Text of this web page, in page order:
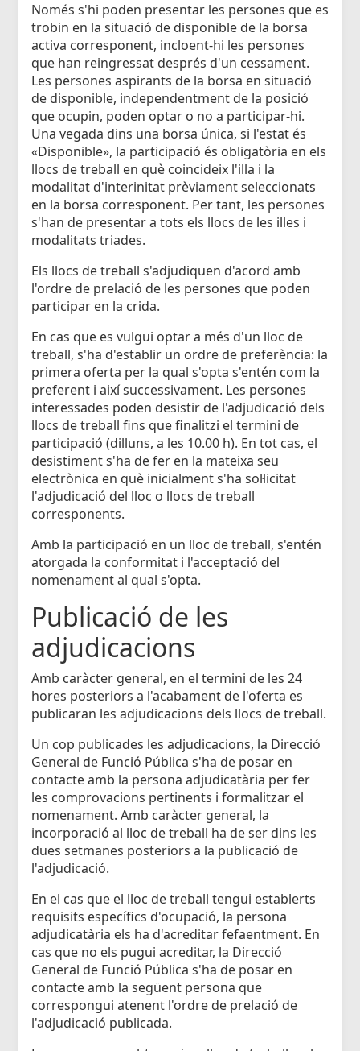
Només s'hi poden presentar les persones que es
trobin en la situació de disponible de la borsa
activa corresponent, incloent-hi les persones
que han reingressat després d'un cessament.
Les persones aspirants de la borsa en situació
de disponible, independentment de la posició
que ocupin, poden optar o no a participar-hi.
Una vegada dins una borsa única, si l'estat és
«Disponible», la participació és obligatòria en els
llocs de treball en què coincideix l'illa i la
modalitat d'interinitat prèviament seleccionats
en la borsa corresponent. Per tant, les persones
s'han de presentar a tots els llocs de les illes i
modalitats triades.
Els llocs de treball s'adjudiquen d'acord amb
l'ordre de prelació de les persones que poden
participar en la crida.
En cas que es vulgui optar a més d'un lloc de
treball, s'ha d'establir un ordre de preferència: la
primera oferta per la qual s'opta s'entén com la
preferent i així successivament. Les persones
interessades poden desistir de l'adjudicació dels
llocs de treball fins que finalitzi el termini de
participació (dilluns, a les 10.00 h). En tot cas, el
desistiment s'ha de fer en la mateixa seu
electrònica en què inicialment s'ha sol·licitat
l'adjudicació del lloc o llocs de treball
corresponents.
Amb la participació en un lloc de treball, s'entén
atorgada la conformitat i l'acceptació del
nomenament al qual s'opta.
Publicació de les
adjudicacions
Amb caràcter general, en el termini de les 24
hores posteriors a l'acabament de l'oferta es
publicaran les adjudicacions dels llocs de treball.
Un cop publicades les adjudicacions, la Direcció
General de Funció Pública s'ha de posar en
contacte amb la persona adjudicatària per fer
les comprovacions pertinents i formalitzar el
nomenament. Amb caràcter general, la
incorporació al lloc de treball ha de ser dins les
dues setmanes posteriors a la publicació de
l'adjudicació.
En el cas que el lloc de treball tengui establerts
requisits específics d'ocupació, la persona
adjudicatària els ha d'acreditar fefaentment. En
cas que no els pugui acreditar, la Direcció
General de Funció Pública s'ha de posar en
contacte amb la següent persona que
correspongui atenent l'ordre de prelació de
l'adjudicació publicada.